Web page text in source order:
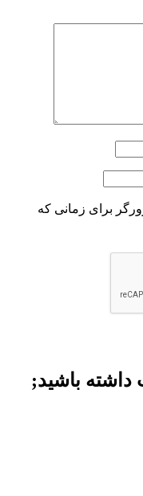
برای زمانی که
باشید;